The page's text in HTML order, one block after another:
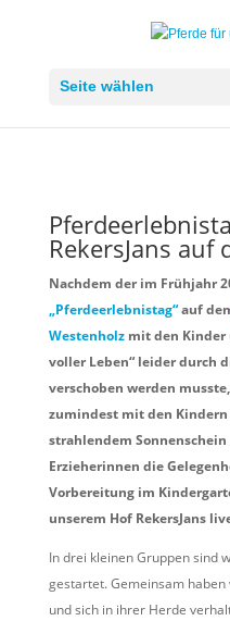
Seite wählen
RekersJans auf
Nachdem der im Frühjahr
„Pferdeerlebnistag“auf
Westenholzmit den Kinder
voller Leben“ leider durch
verschoben werden
zumindest mit den
strahlendem
Erzieherinnen die
Vorbereitung im
unserem Hof RekersJans
In drei kleinen Gruppen sind
gestartet. Gemeinsam
und sich in ihrer Herde